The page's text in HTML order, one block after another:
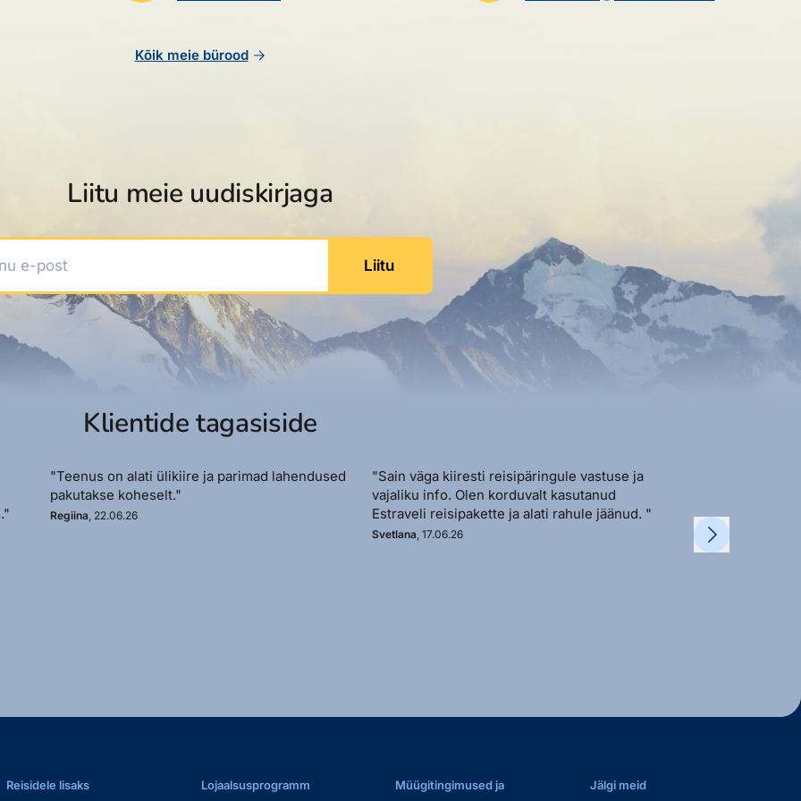
Kõik meie bürood
Liitu meie uudiskirjaga
Liitu
Klientide tagasiside
"Teenus on alati ülikiire ja parimad lahendused
pakutakse koheselt."
Regiina, 22.06.26
"Sain väga kiiresti reisipäringule vastuse ja
vajaliku info. Olen korduvalt kasutanud
Estraveli reisipakette ja alati rahule jäänud. "
Svetlana, 17.06.26
soovi korral. "
Kadi, 11.06.26
Reisidele lisaks Lojaalsusprogramm
Müügitingimused ja
Jälgi meid